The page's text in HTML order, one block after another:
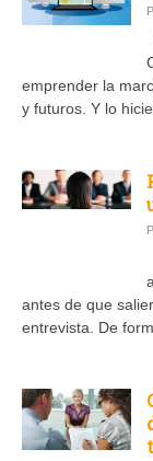
emprender la
y futuros. Y lo
antes de que
entrevista. De